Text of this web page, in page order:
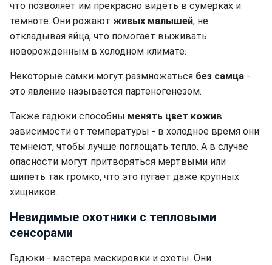
что позволяет им прекрасно видеть в сумерках и
темноте. Они рожают живых малышей, не
откладывая яйца, что помогает выживать
новорожденным в холодном климате.
Некоторые самки могут размножаться без самца -
это явление называется партеногенезом.
Также гадюки способны менять цвет кожив
зависимости от температуры - в холодное время они
темнеют, чтобы лучше поглощать тепло. А в случае
опасности могут притворяться мертвыми или
шипеть так громко, что это пугает даже крупных
хищников.
Невидимые охотники с тепловыми
сенсорами
Гадюки - мастера маскировки и охоты. Они